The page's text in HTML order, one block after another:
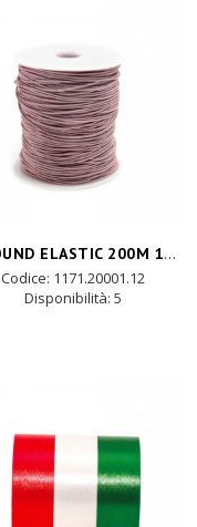
N/ROUND ELASTIC 200M 1MM - marble rosa
Codice: 1171.20001.12
Disponibilità: 5